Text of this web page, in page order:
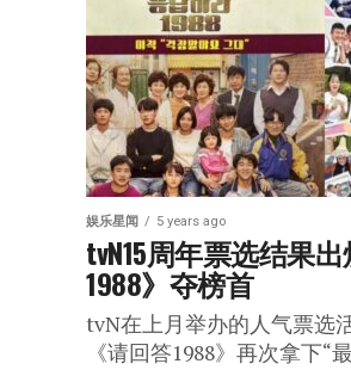
娱乐星闻 5 years ago
tvN15周年票选结果
1988》夺榜首
tvN在上月举办的人气票选
《请回答1988》再次拿下“